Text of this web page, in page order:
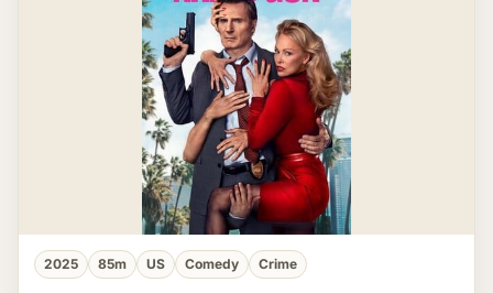
2025 85m US Comedy Crime